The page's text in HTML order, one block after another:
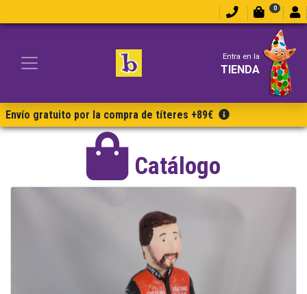
0
Entra en la
TIENDA
Envío gratuito por la compra de títeres +89€
Catálogo